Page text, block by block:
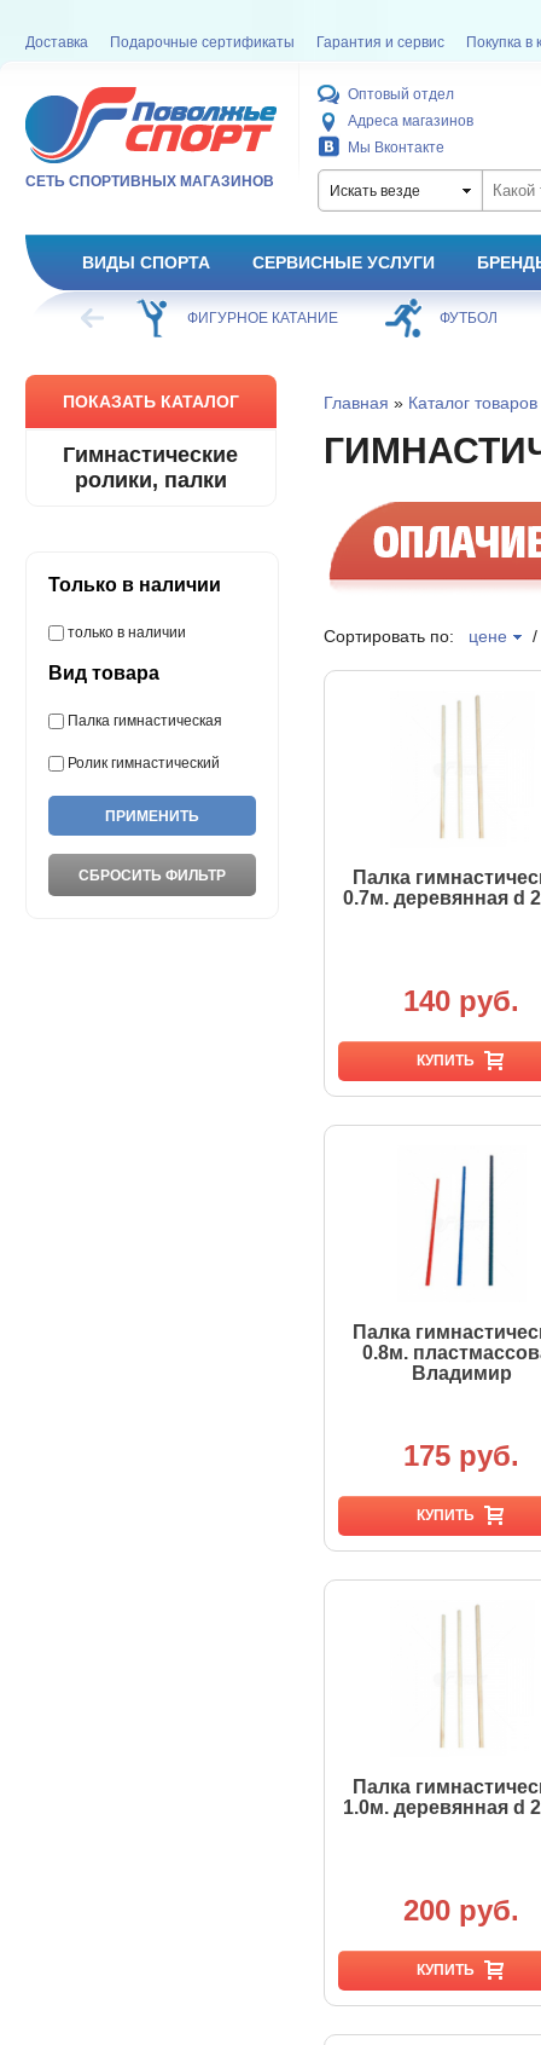
Доставка Подарочные сертификаты Гарантия и сервис Покупка в
СЕТЬ СПОРТИВНЫХ МАГАЗИНОВ
Оптовый отдел
Адреса магазинов
Мы Вконтакте
Искать везде
ВИДЫ СПОРТА СЕРВИСНЫЕ УСЛУГИ
ХОККЕЙ ФИГУРНОЕ КАТАНИЕ ФУТБОЛ
ПОКАЗАТЬ КАТАЛОГ
Гимнастические
ролики, палки
Только в наличии
только в наличии
Вид товара
Палка гимнастическая
Ролик гимнастический
Главная » Каталог товаров
Сортировать по: цене
Палка
0.7м. деревянная d
140 руб.
КУПИТЬ
Палка
0.8м.
Владимир
175 руб.
КУПИТЬ
Палка
1.0м. деревянная d
200 руб.
КУПИТЬ